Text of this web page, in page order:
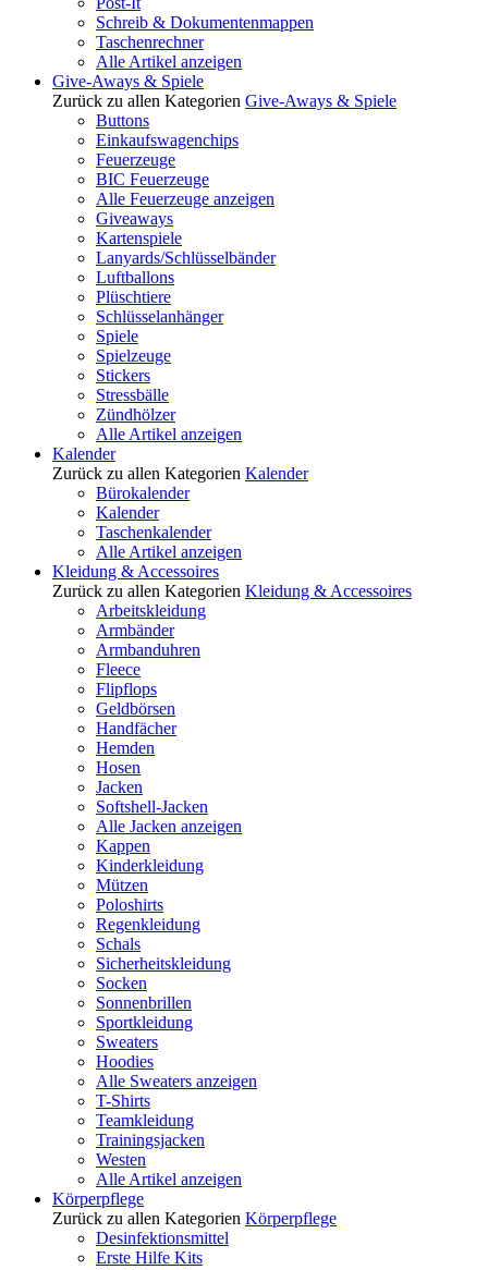
Schreib & Dokumentenmappen
Taschenrechner
Alle Artikel anzeigen
Give-Aways & Spiele
Zurück zu allen Kategorien Give-Aways & Spiele
Buttons
Einkaufswagenchips
Feuerzeuge
BIC Feuerzeuge
Alle Feuerzeuge anzeigen
Giveaways
Kartenspiele
Lanyards/Schlüsselbänder
Luftballons
Plüschtiere
Schlüsselanhänger
Spiele
Spielzeuge
Stickers
Stressbälle
Zündhölzer
Alle Artikel anzeigen
Kalender
Zurück zu allen Kategorien Kalender
Bürokalender
Kalender
Taschenkalender
Alle Artikel anzeigen
Kleidung & Accessoires
Zurück zu allen Kategorien Kleidung & Accessoires
Arbeitskleidung
Armbänder
Armbanduhren
Fleece
Flipflops
Geldbörsen
Handfächer
Hemden
Hosen
Jacken
Softshell-Jacken
Alle Jacken anzeigen
Kappen
Kinderkleidung
Mützen
Poloshirts
Regenkleidung
Schals
Sicherheitskleidung
Socken
Sonnenbrillen
Sportkleidung
Sweaters
Hoodies
Alle Sweaters anzeigen
T-Shirts
Teamkleidung
Trainingsjacken
Westen
Alle Artikel anzeigen
Körperpflege
Zurück zu allen Kategorien Körperpflege
Desinfektionsmittel
Erste Hilfe Kits